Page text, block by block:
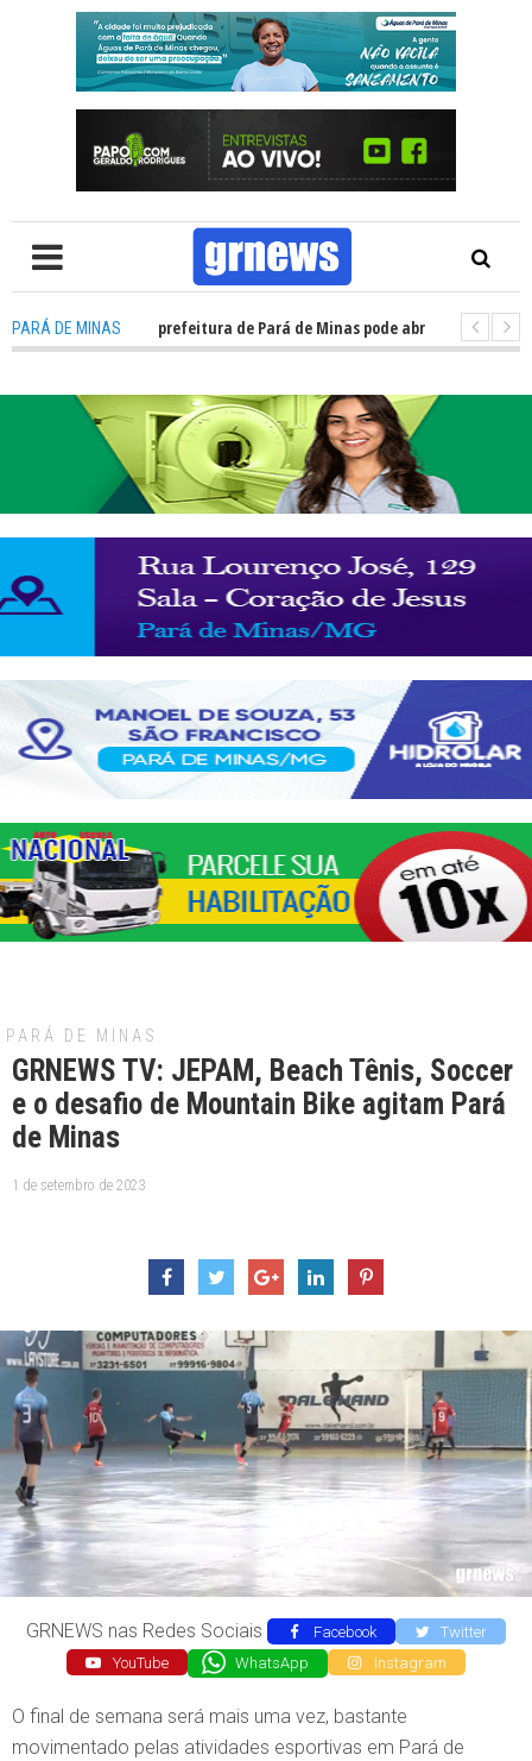
PARÁ DE MINAS
TV: Concurso da prefeitura de Pará de Minas pode abrir cerca de 1.500
PARÁ DE MINAS
GRNEWS TV: JEPAM, Beach Tênis, Soccer
e o desafio de Mountain Bike agitam Pará
de Minas
1 de setembro de 2023
GRNEWS nas Redes Sociais Facebook
Twitter
YouTube
WhatsApp Instagram
O final de semana será mais uma vez, bastante
movimentado pelas atividades esportivas em Pará de